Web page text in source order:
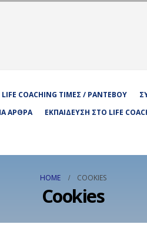
LIFE COACHING ΤΙΜΈΣ / ΡΑΝΤΕΒΟΎ
ΆΡΘΡΑ
ΕΚΠΑΊΔΕΥΣΗ ΣΤΟ LIFE
HOME COOKIES
Cookies